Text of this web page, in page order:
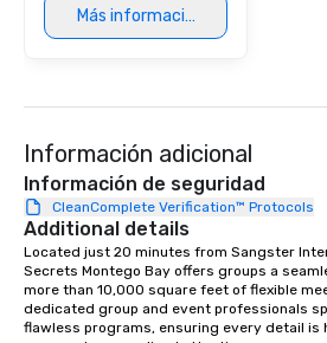
Más información
Información adicional
Información de seguridad
CleanComplete Verification™ Protocols
Additional details
Located just 20 minutes from Sangster
Secrets Montego Bay offers groups a
more than 10,000 square feet of flexible
dedicated group and event professionals
flawless programs, ensuring every detail is